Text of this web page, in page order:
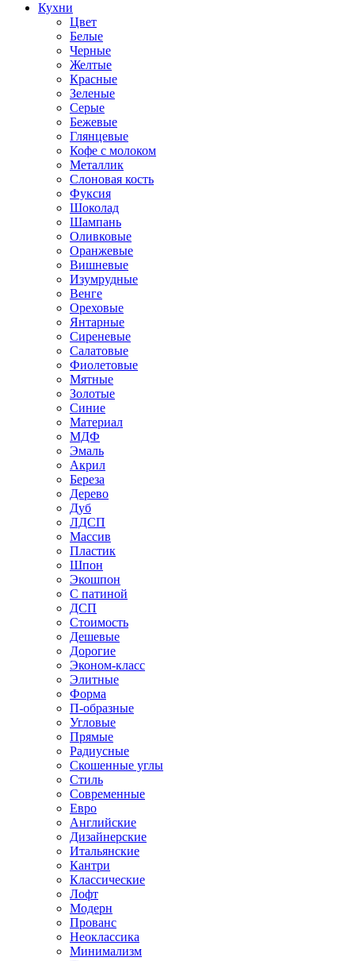
Кухни
Цвет
Белые
Черные
Желтые
Красные
Зеленые
Серые
Бежевые
Глянцевые
Кофе с молоком
Металлик
Слоновая кость
Фуксия
Шоколад
Шампань
Оливковые
Оранжевые
Вишневые
Изумрудные
Венге
Ореховые
Янтарные
Сиреневые
Салатовые
Фиолетовые
Мятные
Золотые
Синие
Материал
МДФ
Эмаль
Акрил
Береза
Дерево
Дуб
ЛДСП
Массив
Пластик
Шпон
Экошпон
С патиной
ДСП
Стоимость
Дешевые
Дорогие
Эконом-класс
Элитные
Форма
П-образные
Угловые
Прямые
Радиусные
Скошенные углы
Стиль
Современные
Евро
Английские
Дизайнерские
Итальянские
Кантри
Классические
Лофт
Модерн
Прованс
Неоклассика
Минимализм